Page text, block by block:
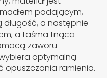
podającym,
a następnie
a taśma tnąca
zaworu
optymalną
opuszczania ramienia.